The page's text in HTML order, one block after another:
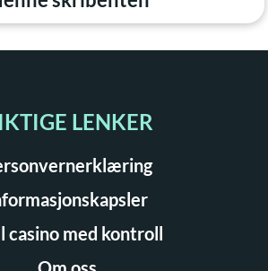
LENKER
casino med kontroll